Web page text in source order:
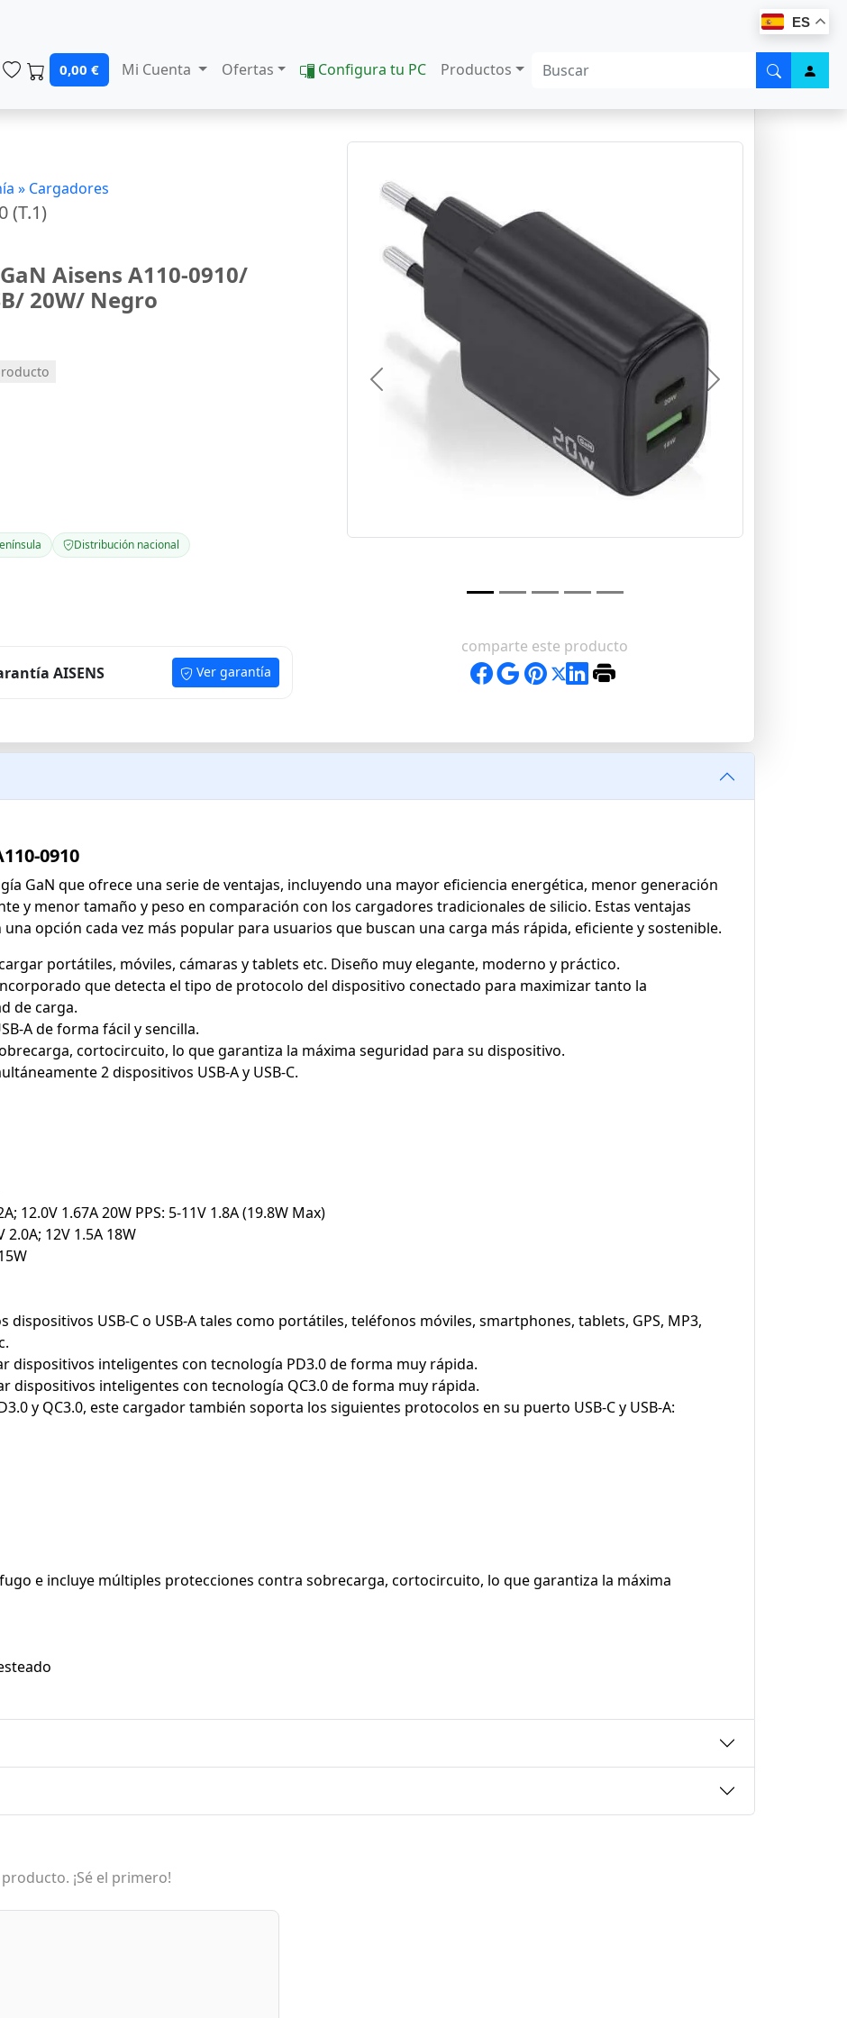
ES
0,00 € Mi Cuenta Ofertas Configura tu PC Productos
» Cargadores
(T.1)
Aisens A110-0910/
20W/ Negro
Distribución nacional
AISENS Ver garantía
Previous Next
comparte este producto
0910
GaN que ofrece una serie de ventajas, incluyendo una mayor eficiencia energética, menor generación
y menor tamaño y peso en comparación con los cargadores tradicionales de silicio. Estas ventajas
opción cada vez más popular para usuarios que buscan una carga más rápida, eficiente y sostenible.
portátiles, móviles, cámaras y tablets etc. Diseño muy elegante, moderno y práctico.
que detecta el tipo de protocolo del dispositivo conectado para maximizar tanto la
de carga.
A de forma fácil y sencilla.
cortocircuito, lo que garantiza la máxima seguridad para su dispositivo.
2 dispositivos USB-A y USB-C.
12.0V 1.67A 20W PPS: 5-11V 1.8A (19.8W Max)
2.0A; 12V 1.5A 18W
dispositivos USB-C o USB-A tales como portátiles, teléfonos móviles, smartphones, tablets, GPS, MP3,
dispositivos inteligentes con tecnología PD3.0 de forma muy rápida.
dispositivos inteligentes con tecnología QC3.0 de forma muy rápida.
y QC3.0, este cargador también soporta los siguientes protocolos en su puerto USB-C y USB-A:
e incluye múltiples protecciones contra sobrecarga, cortocircuito, lo que garantiza la máxima
¡Sé el primero!